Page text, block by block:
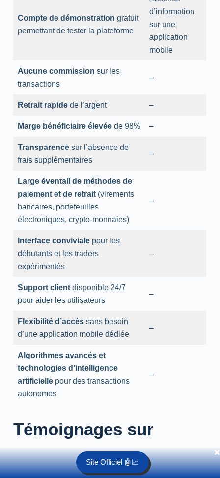
Site Officiel 🤖📈
✖️
Compte de démonstration gratuit
permettant de tester la plateforme
d’information
sur une
application
mobile
Aucune commission sur les
transactions
–
Retrait rapidede l’argent –
Marge bénéficiaire élevéede 98% –
Transparencesur l’absence de
frais supplémentaires
–
Large éventail de méthodes de
paiement et de retrait(virements
bancaires, portefeuilles
électroniques, crypto-monnaies)
–
Interface convivialepour les
débutants et les traders
expérimentés ️
–
Support clientdisponible 24/7
pour aider les utilisateurs
–
Flexibilité d’accèssans besoin
d’une application mobile dédiée
–
Algorithmes avancés et
technologies d’intelligence
artificiellepour des transactions
autonomes
–
Témoignages sur
Immediate Quanta